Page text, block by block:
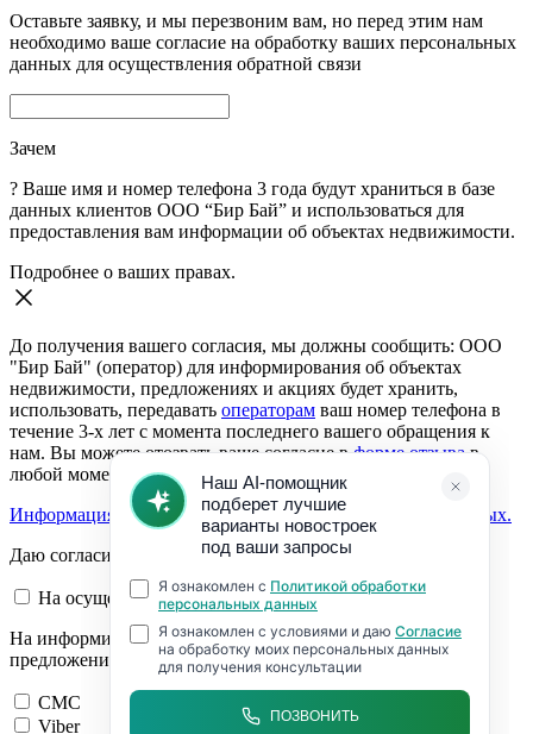
Оставьте заявку, и мы перезвоним вам, но перед этим нам
необходимо ваше согласие на обработку ваших персональных
данных для осуществления обратной связи
Зачем
? Ваше имя и номер телефона 3 года будут храниться в базе
данных клиентов ООО “Бир Бай” и использоваться для
предоставления вам информации об объектах недвижимости.
Подробнее о ваших правах.
До получения вашего согласия, мы должны сообщить: ООО
"Бир Бай" (оператор) для информирования об объектах
недвижимости, предложениях и акциях будет хранить,
использовать, передавать операторам ваш номер телефона в
течение 3-х лет с момента последнего вашего обращения к
нам. Вы можете отозвать ваше согласие вформе отзывав
любой момент.
Информация о согласии на обработку персональных данных.
Даю согласие:
На осуществление обратной связи
На информирование об объектах недвижимости,
предложениях и акциях
СМС
Viber